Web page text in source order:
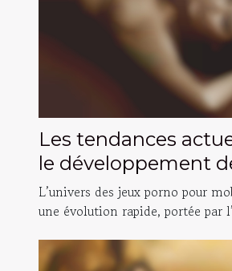
Les tendances
le développement
porno pour mobiles
L’univers des jeux porno pour
une évolution rapide, portée par